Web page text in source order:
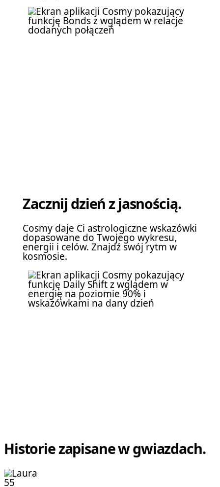
Zacznij dzień z jasnością.
Cosmy daje Ci astrologiczne wskazówki
dopasowane do Twojego wykresu,
energii i celów. Znajdź swój rytm w
kosmosie.
Historie zapisane w gwiazdach.
55